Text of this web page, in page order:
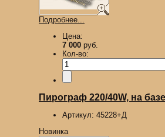
Подробнее...
Цена:
7 000 руб.
Кол-во:
Пирограф 220/40W, на
Артикул: 45228+Д
Новинка